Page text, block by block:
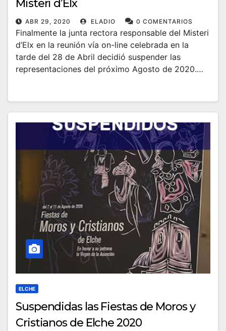
Misteri d’Elx
ABR 29, 2020 ELADIO 0 COMENTARIOS
Finalmente la junta rectora responsable del Misteri
d’Elx en la reunión vía on-line celebrada en la
tarde del 28 de Abril decidió suspender las
representaciones del próximo Agosto de 2020.…
ELCHE
Suspendidas las Fiestas de Moros y
Cristianos de Elche 2020